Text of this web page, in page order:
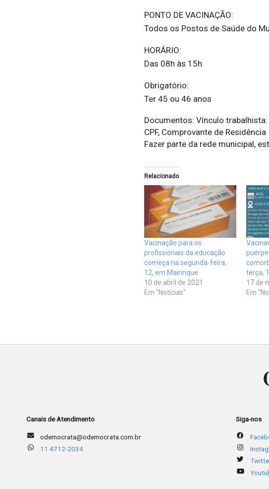
PONTO DE VACINAÇÃO:
Todos os Postos de Saúde do
HORÁRIO:
Das 08h às 15h
Obrigatório:
Ter 45 ou 46 anos
Documentos: Vínculo
CPF, Comprovante de Residência
Fazer parte da rede municipal,
Relacionado
Vacinação para os
profissionais da educação
começa na segunda-feira,
12, em Mairinque
10 de abril de 2021
Em "Notícias"
terça,
17 de
Em
Canais de Atendimento
odemocrata@odemocrata.com.br
11 4712-2034
Siga-nos